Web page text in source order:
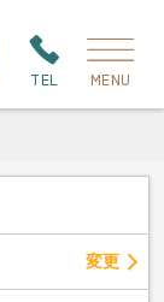
TEL MENU
変更